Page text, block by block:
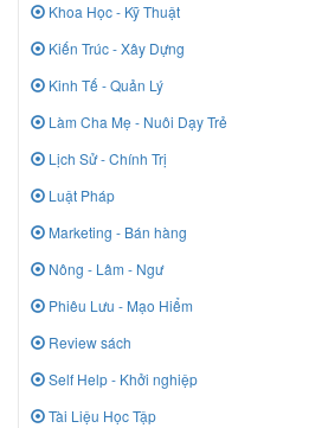
Khoa Học - Kỹ Thuật
Kiến Trúc - Xây Dựng
Kinh Tế - Quản Lý
Làm Cha Mẹ - Nuôi Dạy Trẻ
Lịch Sử - Chính Trị
Luật Pháp
Marketing - Bán hàng
Nông - Lâm - Ngư
Phiêu Lưu - Mạo Hiểm
Review sách
Self Help - Khởi nghiệp
Tài Liệu Học Tập